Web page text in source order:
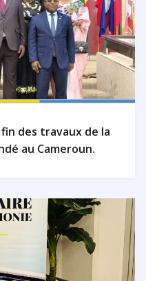
des travaux de la
au Cameroun.